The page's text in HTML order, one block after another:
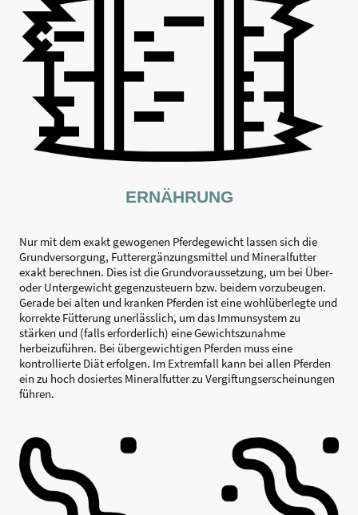
ERNÄHRUNG
Nur mit dem exakt gewogenen Pferdegewicht lassen sich die
Grundversorgung, Futterergänzungsmittel und Mineralfutter
exakt berechnen. Dies ist die Grundvoraussetzung, um bei Über-
oder Untergewicht gegenzusteuern bzw. beidem vorzubeugen.
Gerade bei alten und kranken Pferden ist eine wohlüberlegte und
korrekte Fütterung unerlässlich, um das Immunsystem zu
stärken und (falls erforderlich) eine Gewichtszunahme
herbeizuführen. Bei übergewichtigen Pferden muss eine
kontrollierte Diät erfolgen. Im Extremfall kann bei allen Pferden
ein zu hoch dosiertes Mineralfutter zu Vergiftungserscheinungen
führen.